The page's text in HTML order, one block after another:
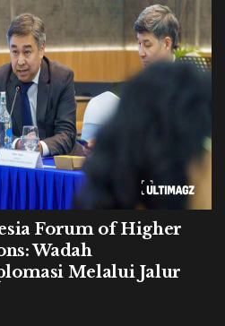
Forum of Higher
Wadah
Melalui Jalur